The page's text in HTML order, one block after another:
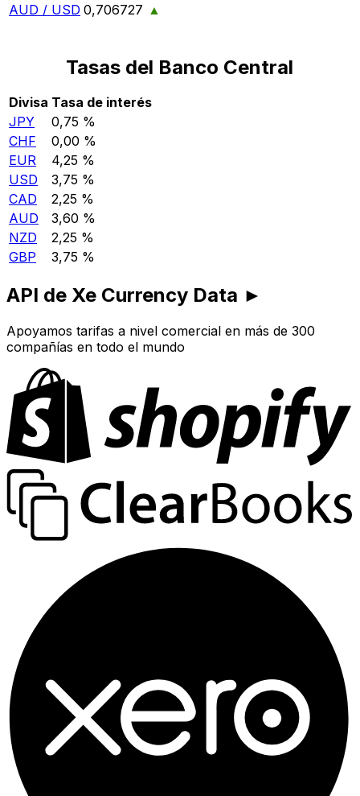
AUD / USD 0,706727 ▲
Tasas del Banco Central
Divisa Tasa de interés
JPY
0,75 %
CHF
0,00 %
EUR
4,25 %
USD
3,75 %
CAD
2,25 %
AUD
3,60 %
NZD
2,25 %
GBP
3,75 %
API de Xe Currency Data ►
Apoyamos tarifas a nivel comercial en más de 300
compañías en todo el mundo